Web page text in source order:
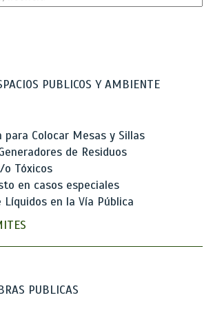
PUBLICOS Y AMBIENTE
para Colocar Mesas y Sillas
de Residuos
o Tóxicos
en casos especiales
Líquidos en la Vía Pública
PUBLICAS